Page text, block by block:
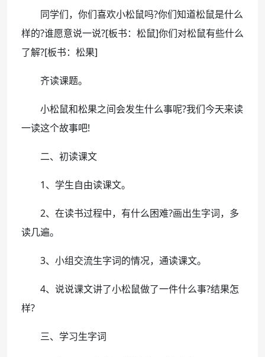
同学们，你们喜欢小松鼠吗?你们知道松鼠是什么
样的?谁愿意说一说?[板书：松鼠]你们对松鼠有些什么
了解?[板书：松果]
齐读课题。
小松鼠和松果之间会发生什么事呢?我们今天来读
一读这个故事吧!
二、初读课文
1、学生自由读课文。
2、在读书过程中，有什么困难?画出生字词，多
读几遍。
3、小组交流生字词的情况，通读课文。
4、说说课文讲了小松鼠做了一件什么事?结果怎
样?
三、学习生字词